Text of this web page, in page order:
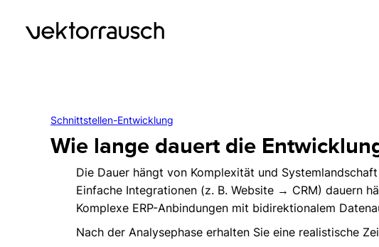
Schnittstellen-Entwicklung
Wie lange dauert die
Die Dauer hängt von Komplexität und
Einfache Integrationen (z. B. Website → CRM) dauern
Komplexe ERP-Anbindungen mit bidirektionalem
Nach der Analysephase erhalten Sie eine realistische